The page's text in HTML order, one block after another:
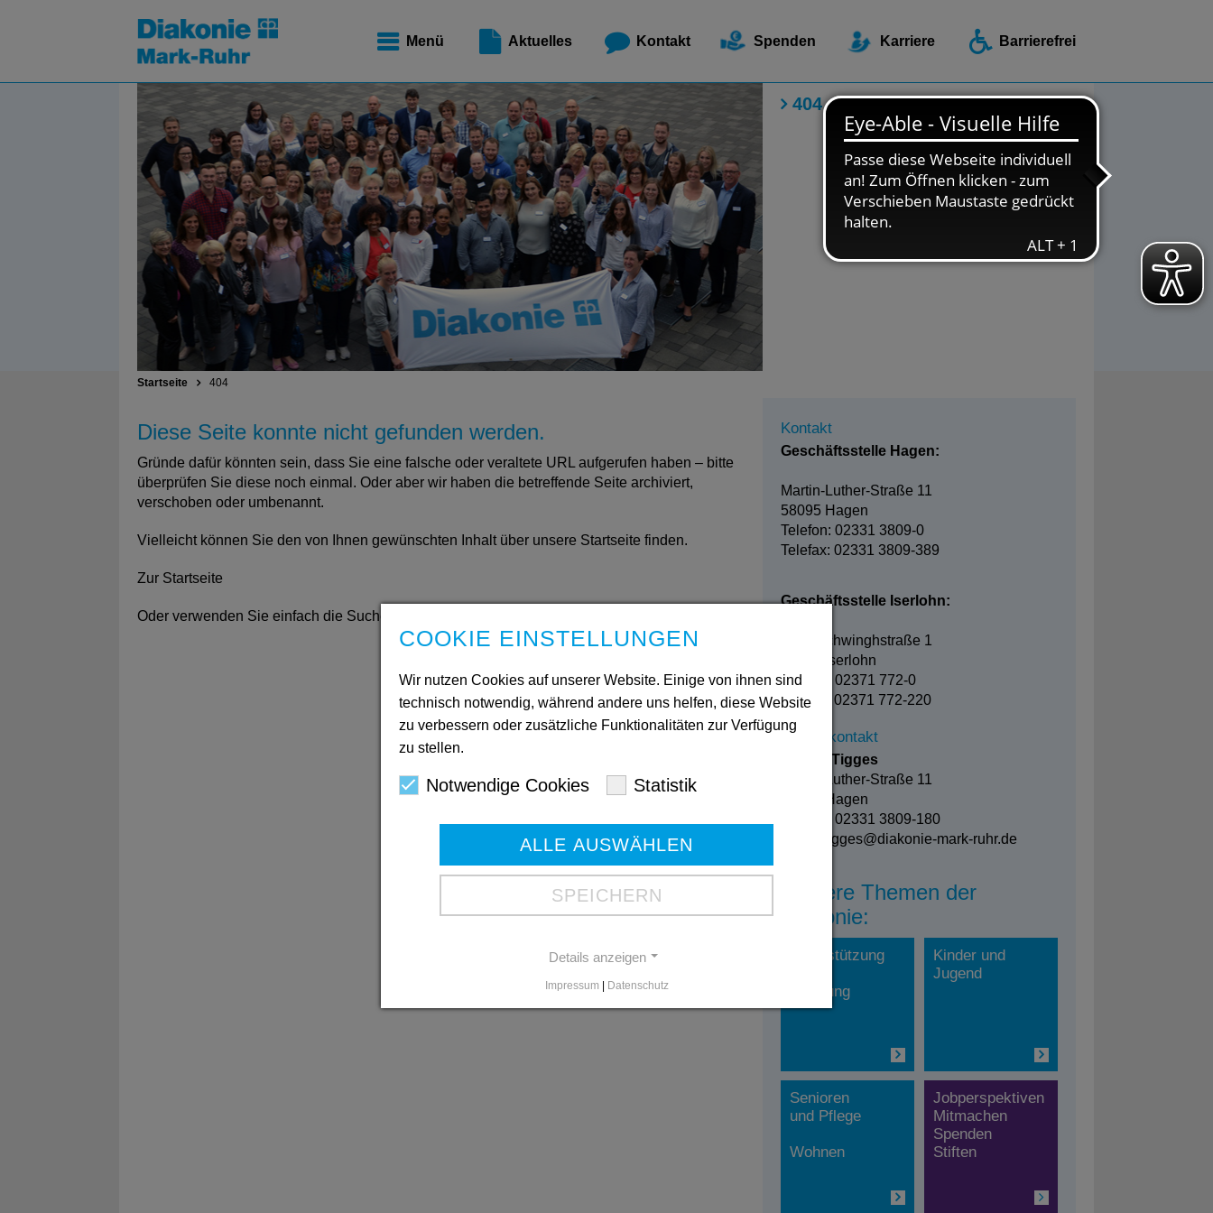
Menü Aktuelles Kontakt Spenden Karriere Barrierefrei
Meldestellen / Beratungsstellen
404
Startseite 404
Diese Seite konnte nicht gefunden werden.
Gründe dafür könnten sein, dass Sie eine falsche oder veraltete URL aufgerufen haben – bitte
überprüfen Sie diese noch einmal. Oder aber wir haben die betreffende Seite archiviert,
verschoben oder umbenannt.
Vielleicht können Sie den von Ihnen gewünschten Inhalt über unsere Startseite finden.
Zur Startseite
Oder verwenden Sie einfach die Suche in der Kopfzeile der Website.
Kontakt
Geschäftsstelle Hagen:
Martin-Luther-Straße 11
58095 Hagen
Telefon: 02331 3809-0
Telefax: 02331 3809-389
Geschäftsstelle Iserlohn:
Bodelschwinghstraße 1
58638 Iserlohn
Telefon: 02371 772-0
Telefax: 02371 772-220
Pressekontakt
Fabian Tigges
Martin-Luther-Straße 11
58095 Hagen
Telefon: 02331 3809-180
fabian.tigges@diakonie-mark-ruhr.de
Weitere Themen der
Diakonie:
Unterstützung
Beratung
Kinder und
Jugend
Senioren
und Pflege
Wohnen
Jobperspektiven
Mitmachen
Spenden
Stiften
COOKIE EINSTELLUNGEN
Wir nutzen Cookies auf unserer Website. Einige von ihnen sind
technisch notwendig, während andere uns helfen, diese Website
zu verbessern oder zusätzliche Funktionalitäten zur Verfügung
zu stellen.
Notwendige Cookies Statistik
ALLE AUSWÄHLEN
SPEICHERN
Details anzeigen
Impressum | Datenschutz